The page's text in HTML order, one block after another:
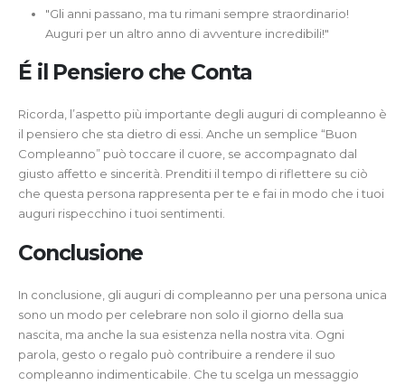
"Gli anni passano, ma tu rimani sempre straordinario!
Auguri per un altro anno di avventure incredibili!"
É il Pensiero che Conta
Ricorda, l’aspetto più importante degli auguri di compleanno è
il pensiero che sta dietro di essi. Anche un semplice “Buon
Compleanno” può toccare il cuore, se accompagnato dal
giusto affetto e sincerità. Prenditi il tempo di riflettere su ciò
che questa persona rappresenta per te e fai in modo che i tuoi
auguri rispecchino i tuoi sentimenti.
Conclusione
In conclusione, gli auguri di compleanno per una persona unica
sono un modo per celebrare non solo il giorno della sua
nascita, ma anche la sua esistenza nella nostra vita. Ogni
parola, gesto o regalo può contribuire a rendere il suo
compleanno indimenticabile. Che tu scelga un messaggio